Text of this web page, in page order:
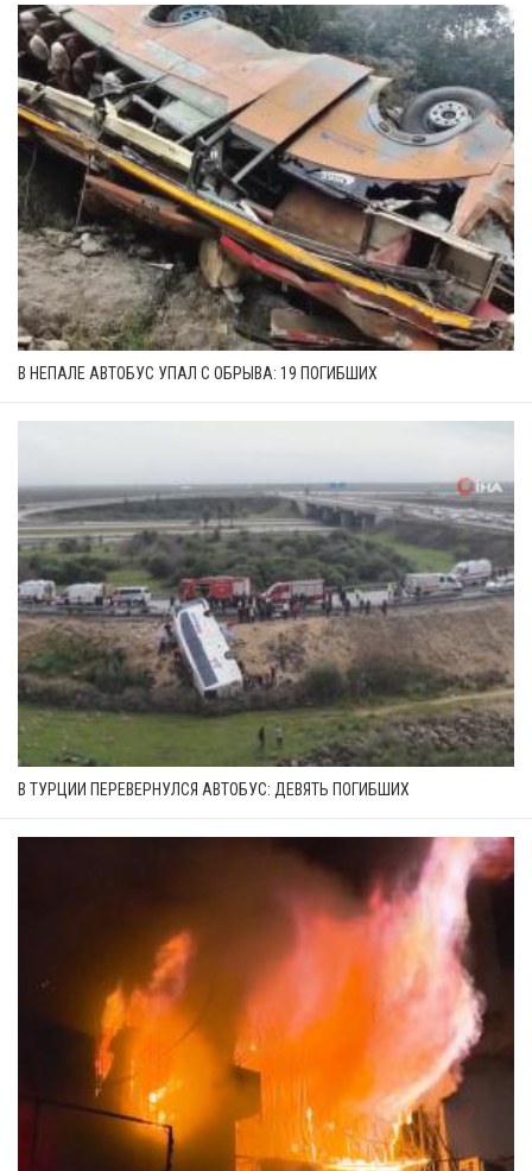
В НЕПАЛЕ АВТОБУС УПАЛ С ОБРЫВА: 19 ПОГИБШИХ
В ТУРЦИИ ПЕРЕВЕРНУЛСЯ АВТОБУС: ДЕВЯТЬ ПОГИБШИХ